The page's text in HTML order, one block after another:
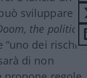
sviluppare
the politics
“uno dei rischi
di non